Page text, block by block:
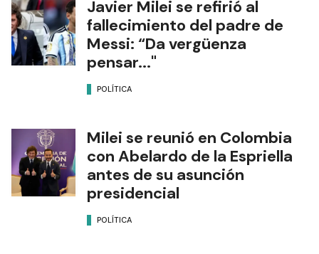
Javier Milei se refirió al
fallecimiento del padre de
Messi: “Da vergüenza
pensar..."
POLÍTICA
Milei se reunió en Colombia
con Abelardo de la Espriella
antes de su asunción
presidencial
POLÍTICA